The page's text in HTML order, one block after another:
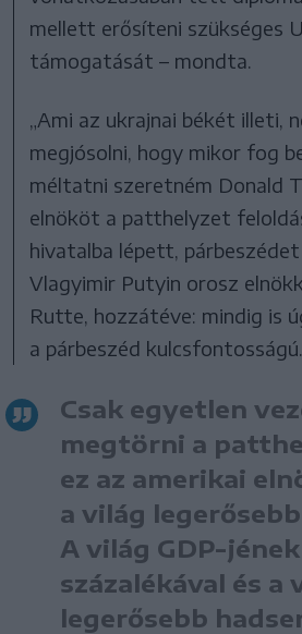
mellett erősíteni szükséges
támogatását – mondta.
„Ami az ukrajnai békét illeti,
megjósolni, hogy mikor fog
méltatni szeretném Donald
elnököt a patthelyzet
hivatalba lépett,
Vlagyimir Putyin orosz
Rutte, hozzátéve: mindig is
a párbeszéd kulcsfontosságú.
Csak egyetlen
megtörni a
ez az amerikai
a világ
A világ GDP-jének
százalékával és a
legerősebb